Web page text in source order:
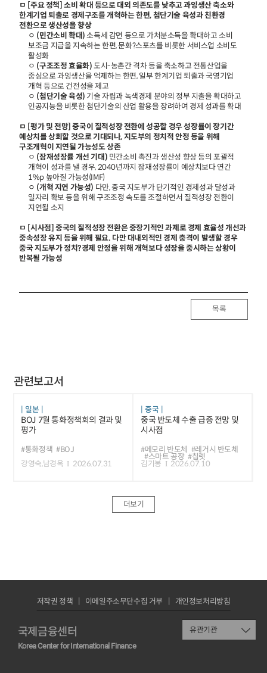
ㅁ [주요 정책] 소비 확대 등으로 대외 의존도를 낮추고 과잉생산 축소와
한계기업 퇴출로 경제구조를 개혁하는 한편, 첨단기술 육성과 친환경
전환으로 생산성을 향상
ㅇ (민간소비 확대)소득세 감면 등으로 가처분소득을 확대하고 소비
보조금 지급을 지속하는 한편, 문화?스포츠를 비롯한 서비스업 소비도
활성화
ㅇ (구조조정 효율화)도시-농촌간 격차 등을 축소하고 전통산업을
중심으로 과잉생산을 억제하는 한편, 일부 한계기업 퇴출과 국영기업
개혁 등으로 건전성을 제고
ㅇ (첨단기술 육성) 기술 자립과 녹색경제 분야의 정부 지출을 확대하고
인공지능을 비롯한 첨단기술의 산업 활용을 장려하여 경제 성과를 확대
ㅁ [평가 및 전망] 중국이 질적성장 전환에 성공할 경우 성장률이 장기간
예상치를 상회할 것으로 기대되나, 지도부의 정치적 안정 등을 위해
구조개혁이 지연될 가능성도 상존
ㅇ (잠재성장률 개선 기대) 민간소비 촉진과 생산성 향상 등의 포괄적
개혁이 성과를 낼 경우, 2040년까지 잠재성장률이 예상치보다 연간
1%p 높아질 가능성(IMF)
ㅇ (개혁 지연 가능성) 다만, 중국 지도부가 단기적인 경제성과 달성과
일자리 확보 등을 위해 구조조정 속도를 조절하면서 질적성장 전환이
지연될 소지
ㅁ [시사점] 중국의 질적성장 전환은 중장기적인 과제로 경제 효율성 개선과
중속성장 유지 등을 위해 필요. 다만 대내외적인 경제 충격이 발생할 경우
중국 지도부가 정치?경제 안정을 위해 개혁보다 성장을 중시하는 상황이
반복될 가능성
목록
관련보고서
일본
BOJ 7월 통화정책회의 결과 및
평가
#통화정책 #BOJ
강영숙,남경옥
2026.07.31
중국
중국 반도체 수출 급증 전망 및
시사점
#메모리 반도체 #레거시 반도체
#스마트 공장 #칩렛
김기봉 2026.07.10
더보기
국제금융센터
Korea Center for International Finance
저작권 정책 이메일주소무단수집 거부 개인정보처리방침
유관기관